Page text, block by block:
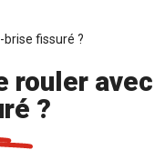
brise fissuré ?
rouler avec
?